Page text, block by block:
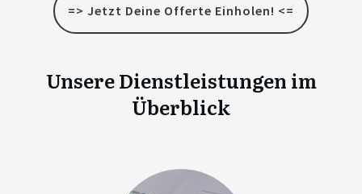
=> Jetzt Deine Offerte Einholen! <=
Unsere Dienstleistungen im
Überblick